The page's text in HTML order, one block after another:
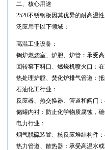
二、核心用途
2520不锈钢板因其优异的耐高温
泛应用于以下领域：
高温工业设备：
锅炉燃烧室、炉胆、炉管：承受
回转窑下料口、燃烧机喷火口：
热处理炉膛、焚化炉排气管道：
石油化工行业：
反应器、热交换器、管道和阀门
储罐内衬：防止化学物质腐蚀，
电力行业：
烟气脱硫装置、核反应堆结构件
热力管道、散热器：承受高温水